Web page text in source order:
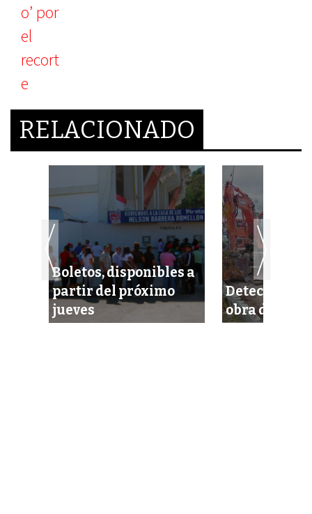
RELACIONADO
Boletos, disponibles a
partir del próximo
jueves
Detectan
obra de la